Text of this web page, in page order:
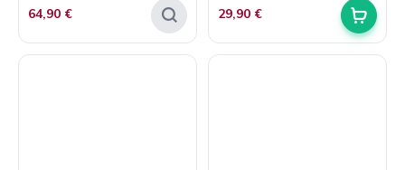
64,90 € 29,90 €